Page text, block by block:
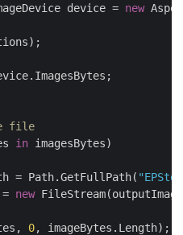
device = new
file
in imagesBytes)
= Path.GetFullPath(
new
0, imageBytes.Length);